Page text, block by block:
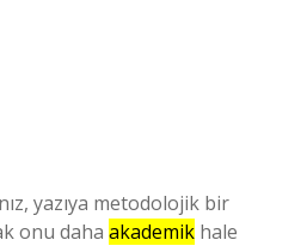
yazıya metodolojik bir
onu daha akademik hale